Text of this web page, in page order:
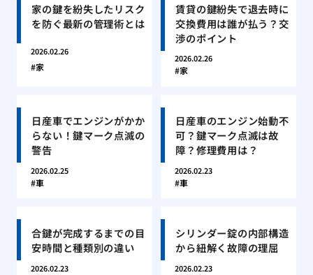
家の鍵を紛失したリスク
を防ぐ最新の管理術とは
2026.02.26
家
賃貸の鍵紛失で退去時に
交換費用は誰が払う？交
渉のポイント
2026.02.26
家
日産車でエンジンがかか
らない！鍵マーク点滅の
警告
2026.02.25
車
日産車のエンジン始動不
可？鍵マーク点滅は故
障？修理費用は？
2026.02.23
車
合鍵が完成するまでの目
安時間と種類別の違い
2026.02.23
シリンダー錠の内部構造
から紐解く故障の理屈
2026.02.23